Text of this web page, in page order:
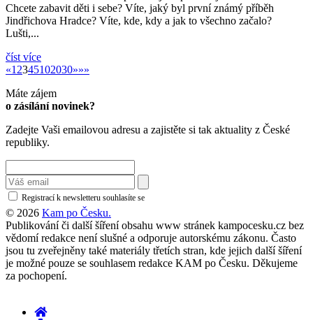
Chcete zabavit děti i sebe? Víte, jaký byl první známý příběh
Jindřichova Hradce? Víte, kde, kdy a jak to všechno začalo?
Lušti,...
číst více
««1 2345102030»»
»»
Máte zájem
o zásílání novinek?
Zadejte Vaši emailovou adresu a zajistěte si tak aktuality z České
republiky.
Registrací k newsletteru souhlasíte se
© 2026 Kam po Česku.
Publikování či další šíření obsahu www stránek kampocesku.cz bez
vědomí redakce není slušné a odporuje autorskému zákonu. Často
jsou tu zveřejněny také materiály třetích stran, kde jejich další šíření
je možné pouze se souhlasem redakce KAM po Česku. Děkujeme
za pochopení.